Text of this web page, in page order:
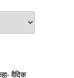
वैदिक